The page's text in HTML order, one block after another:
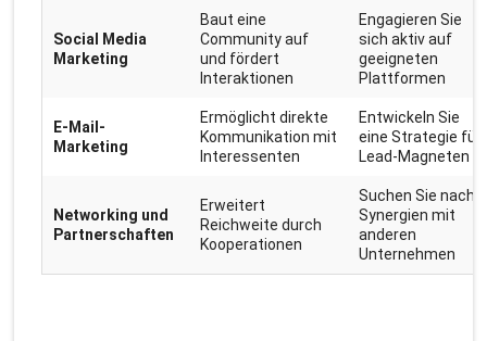
Social Media
Marketing
Baut eine
Community auf
und fördert
Interaktionen
Engagieren Sie
sich aktiv auf
geeigneten
Plattformen
E-Mail-
Marketing
Ermöglicht direkte
Kommunikation mit
Interessenten
Entwickeln Sie
eine Strategie für
Lead-Magneten
Networking und
Partnerschaften
Erweitert
Reichweite durch
Kooperationen
Suchen Sie nach
Synergien mit
anderen
Unternehmen